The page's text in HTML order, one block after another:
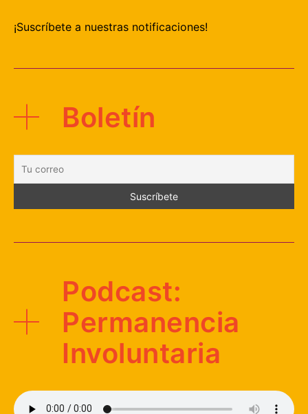
¡Suscríbete a nuestras notificaciones!
Boletín
Podcast:
Permanencia
Involuntaria